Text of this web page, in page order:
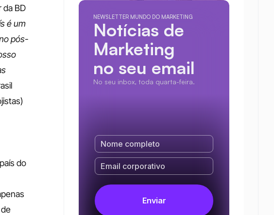
da BD
é um
pós-
do
NEWSLETTER MUNDO DO MARKETING
Notícias de
Marketing
no seu email
No seu inbox, toda quarta-feira.